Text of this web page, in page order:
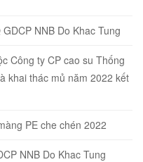
NNB Do Khac Tung
Công ty CP cao su Thống
khai thác mủ năm 2022 kết
PE che chén 2022
NNB Do Khac Tung